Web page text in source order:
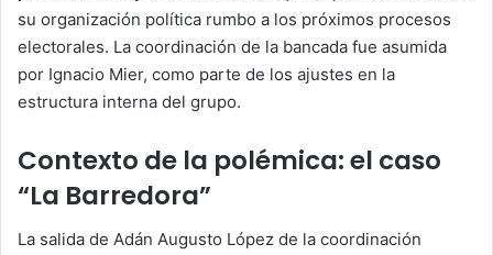
su organización política rumbo a los próximos procesos
electorales. La coordinación de la bancada fue asumida
por Ignacio Mier, como parte de los ajustes en la
estructura interna del grupo.
Contexto de la polémica: el caso
“La Barredora”
La salida de Adán Augusto López de la coordinación